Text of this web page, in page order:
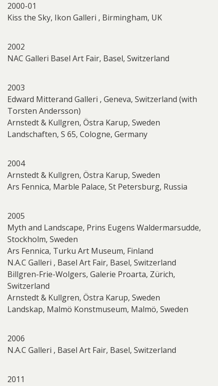
2000-01
Kiss the Sky, Ikon Galleri , Birmingham, UK
2002
NAC Galleri Basel Art Fair, Basel, Switzerland
2003
Edward Mitterand Galleri , Geneva, Switzerland (with
Torsten Andersson)
Arnstedt & Kullgren, Östra Karup, Sweden
Landschaften, S 65, Cologne, Germany
2004
Arnstedt & Kullgren, Östra Karup, Sweden
Ars Fennica, Marble Palace, St Petersburg, Russia
2005
Myth and Landscape, Prins Eugens Waldermarsudde,
Stockholm, Sweden
Ars Fennica, Turku Art Museum, Finland
N.A.C Galleri , Basel Art Fair, Basel, Switzerland
Billgren-Frie-Wolgers, Galerie Proarta, Zürich,
Switzerland
Arnstedt & Kullgren, Östra Karup, Sweden
Landskap, Malmö Konstmuseum, Malmö, Sweden
2006
N.A.C Galleri , Basel Art Fair, Basel, Switzerland
2011